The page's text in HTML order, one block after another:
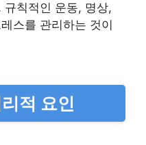
규칙적인 운동, 명상,
스를 관리하는 것이
적 요인